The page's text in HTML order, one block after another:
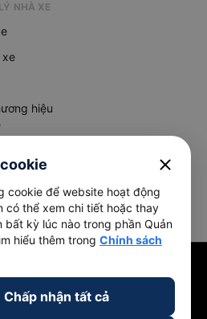
NHÀ XE
xe
hiệu
HÀNG HOÁ
hàng hoá
hoá
close
cookie để website hoạt động
có thể xem chi tiết hoặc thay
bất kỳ lúc nào trong phần Quản
hiểu thêm trong Chính sách
Chấp nhận tất cả